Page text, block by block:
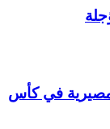
في كأس